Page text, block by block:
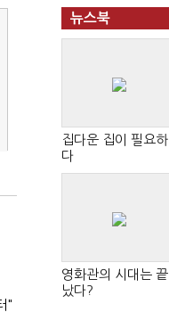
"
뉴스북
집다운 집이 필요하
다
영화관의 시대는 끝
났다?